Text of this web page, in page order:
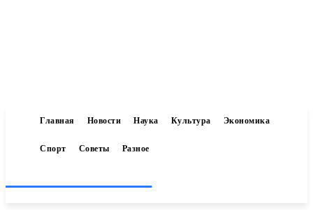
Главная Новости Наука Культура Экономика
Спорт Советы Разное